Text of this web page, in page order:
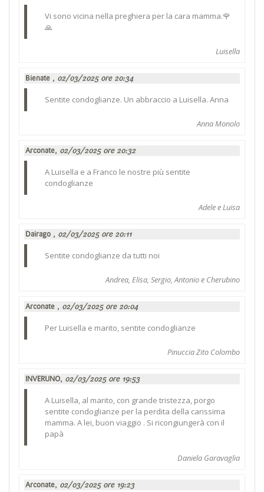
Vi sono vicina nella preghiera per la cara mamma.🌹
🙏
Luisella
Bienate , 02/03/2025 ore 20:34
Sentite condoglianze. Un abbraccio a Luisella. Anna
Anna Monolo
Arconate, 02/03/2025 ore 20:32
A Luisella e a Franco le nostre più sentite
condoglianze
Adele e Luisa
Dairago , 02/03/2025 ore 20:11
Sentite condoglianze da tutti noi
Andrea, Elisa, Sergio, Antonio e Cherubino
Arconate , 02/03/2025 ore 20:04
Per Luisella e marito, sentite condoglianze
Pinuccia Zito Colombo
INVERUNO, 02/03/2025 ore 19:53
A Luisella, al marito, con grande tristezza, porgo
sentite condoglianze per la perdita della carissima
mamma. A lei, buon viaggio . Si ricongiungerà con il
papà
Daniela Garavaglia
Arconate, 02/03/2025 ore 19:23